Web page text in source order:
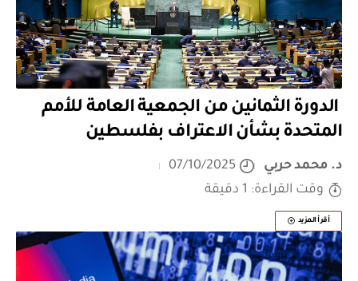
الدورة الثمانين من الجمعية العامة للأمم
المتحدة بشأن الاعتراف بفلسطين
د. محمد حربي
07/10/2025
وقت القراءة: 1 دقيقة
أقرأ المزيد